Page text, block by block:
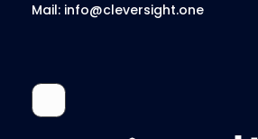
Mail: info@cleversight.one